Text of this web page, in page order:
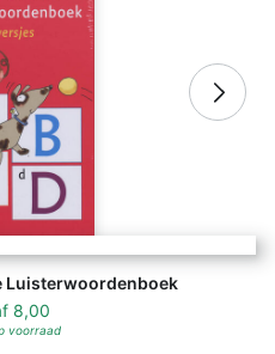
Luisterwoordenboek
8,00
voorraad